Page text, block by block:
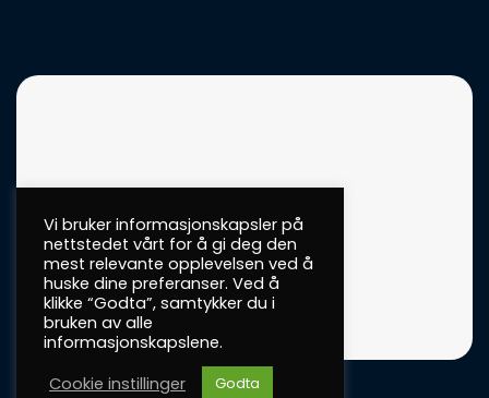
Vi bruker informasjonskapsler på
nettstedet vårt for å gi deg den
mest relevante opplevelsen ved å
huske dine preferanser. Ved å
klikke “Godta”, samtykker du i
bruken av alle
informasjonskapslene.
Cookie instillinger
Godta